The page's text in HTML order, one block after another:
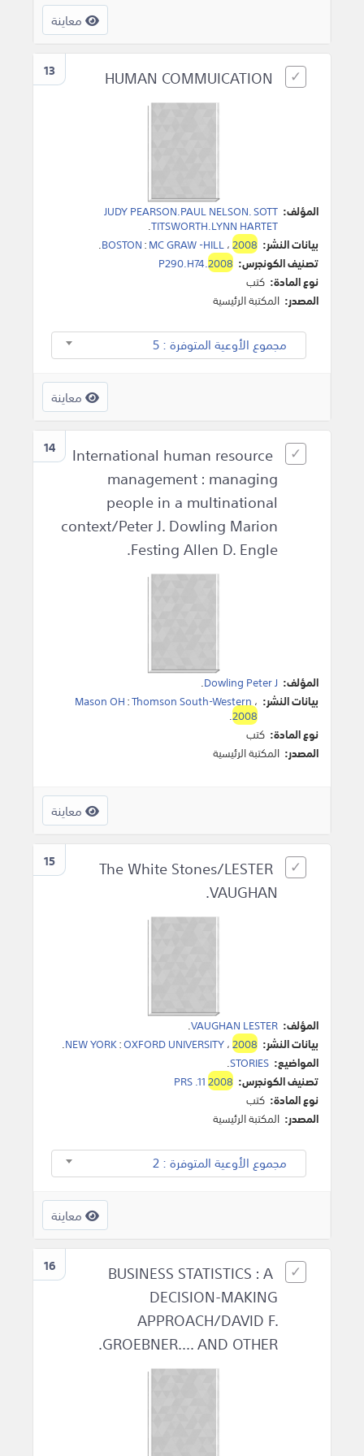
معاينة
13
المؤلف: JUDY PEARSON.PAUL NELSON. SOTT
TITSWORTH.LYNN HARTET
.
بيانات النشر:
BOSTON:MC GRAW -HILL،2008
.
تصنيف الكونجرس:
P290.H74.2008
نوع المادة: كتب
المصدر: المكتبة الرئيسية
مجموع الأوعية المتوفرة : 5
معاينة
14
International human resource
management : managing
people in a multinational
context/Peter J. Dowling Marion
Festing Allen D. Engle.
المؤلف: Dowling Peter J
.
بيانات النشر:
Mason OH:Thomson South-Western،
2008
.
نوع المادة: كتب
المصدر: المكتبة الرئيسية
معاينة
15
The White Stones/LESTER
VAUGHAN.
المؤلف: VAUGHAN LESTER
.
بيانات النشر:
NEW YORK:OXFORD UNIVERSITY،2008
.
المواضيع: STORIES
.
تصنيف الكونجرس:
PRS .112008
نوع المادة: كتب
المصدر: المكتبة الرئيسية
مجموع الأوعية المتوفرة : 2
معاينة
16
BUSINESS STATISTICS : A
DECISION-MAKING
APPROACH/DAVID F.
GROEBNER.... AND OTHER.